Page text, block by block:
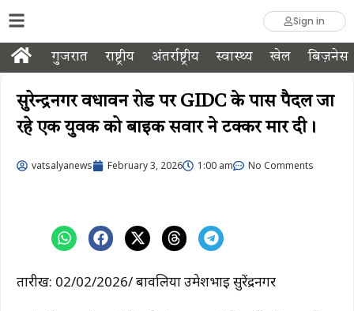
Sign in
गुजरात राष्ट्रीय अंतर्राष्ट्रीय स्वास्थ्य खेल बिज़नेस
सुरेन्द्रनगर वधावन रोड पर GIDC के पास पैदल जा
रहे एक युवक को बाइक सवार ने टक्कर मार दी।
vatsalyanews February 3, 2026 1:00 am No Comments
तारीख: 02/02/2026/ बावलिया उमेशभाई सुरेंद्रनगर